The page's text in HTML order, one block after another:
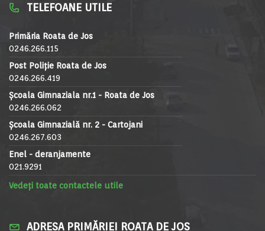
TELEFOANE UTILE
Primăria Roata de Jos
0246.266.115
Post Poliție Roata de Jos
0246.266.419
Școala Gimnaziala nr.1 - Roata de Jos
0246.266.062
Școala Gimnazială nr. 2 - Cartojani
0246.267.603
Enel - deranjamente
021.9291
Vedeți toate contactele utile
ADRESA PRIMĂRIEI ROATA DE JOS